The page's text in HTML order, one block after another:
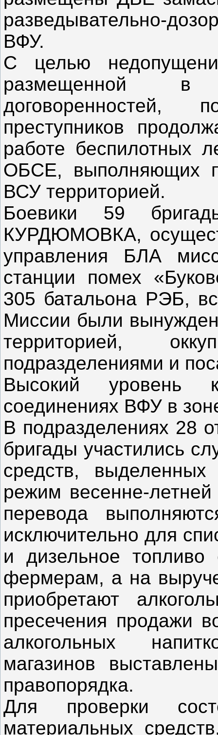
разведывательно-
ВФУ.
С целью
размещенной в
договоренностей,
преступников
работе беспилотных
ОБСЕ, выполняющих
ВСУ территорией.
Боевики 59
КУРДЮМОВКА,
управления БЛА
станции помех
305 батальона РЭБ,
Миссии были
территорией,
подразделениями и
Высокий уровень
соединениях ВФУ в
В подразделениях 28
бригады участились
средств,
режим весенне-
перевода
исключительно для
и дизельное
фермерам, а на
приобретают
пресечения продажи
алкогольных
магазинов
правопорядка.
Для проверки
материальных